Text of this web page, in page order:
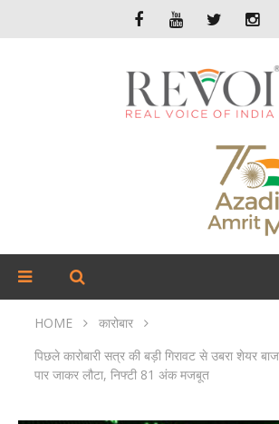
HOME
कारोबार
पिछले कारोबारी सत्र की बड़ी गिरावट से उबरा शेयर
पार जाकर लौटा, निफ्टी 81 अंक मजबूत